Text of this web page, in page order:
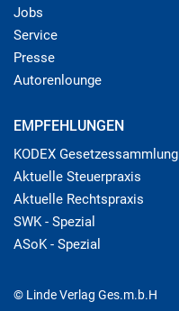
Jobs
Service
Presse
Autorenlounge
EMPFEHLUNGEN
KODEX Gesetzessammlung
Aktuelle Steuerpraxis
Aktuelle Rechtspraxis
SWK - Spezial
ASoK - Spezial
© Linde Verlag Ges.m.b.H